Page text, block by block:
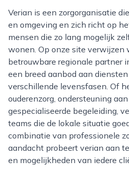
Verian is een zorgorganisatie die actief is in apeldoorn
en omgeving en zich richt op
mensen die zo lang mogelijk
wonen. Op onze site verwijzen
betrouwbare regionale partner
een breed aanbod aan
verschillende levensfasen. Of
ouderenzorg, ondersteuning
gespecialiseerde begeleiding,
teams die de lokale situatie
combinatie van professionele
aandacht probeert verian aan
en mogelijkheden van iedere